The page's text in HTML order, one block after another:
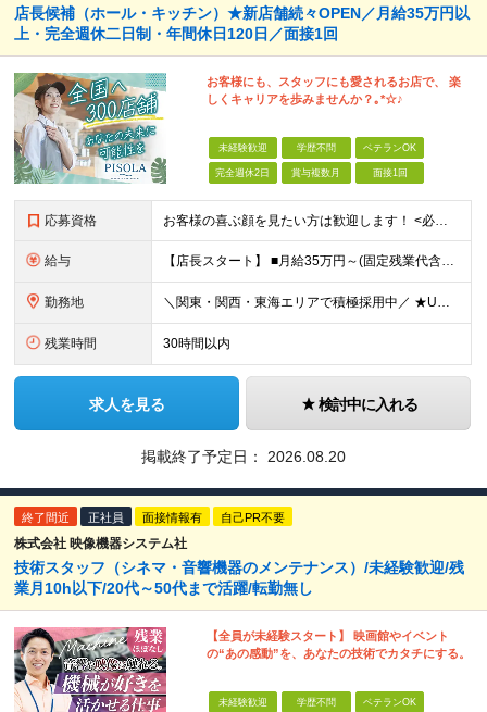
店長候補（ホール・キッチン）★新店舗続々OPEN／月給35万円以
上・完全週休二日制・年間休日120日／面接1回
お客様にも、スタッフにも愛されるお店で、 楽
しくキャリアを歩みませんか？｡*☆♪
未経験歓迎 学歴不問 ベテランOK
完全週休2日 賞与複数月 面接1回
応募資格 お客様の喜ぶ顔を見たい方は歓迎します！ <必須条件> ☆学歴不問 ☆飲食業での店長やマネージメント経験をお持ちの方（業種・年数不問） <歓迎条件> ☆何らかの業種での店長・マネージャーの経験 ☆て
給与 【店長スタート】 ■月給35万円～(固定残業代含む) ※給与額は経験と能力を考慮の上、決定いたします。 ※固定残業代は、時間外労働の有無に関わらず19時間分を、月42,200円支給 ※上記を超える時
勤務地 ＼関東・関西・東海エリアで積極採用中／ ★U・Iターン歓迎！ ★住居手当有り（規定あり） ★WEB面接1回のみ！ ★現在のお住まいから引っ越しが必要な場合には、 住居取得にかかる初期費用・引っ越し
残業時間 30時間以内
求人を見る 検討中に入れる
掲載終了予定日： 2026.08.20
終了間近 正社員 面接情報有 自己PR不要
株式会社 映像機器システム社
技術スタッフ（シネマ・音響機器のメンテナンス）/未経験歓迎/残
業月10h以下/20代～50代まで活躍/転勤無し
【全員が未経験スタート】 映画館やイベント
の“あの感動”を、あなたの技術でカタチにする。
未経験歓迎 学歴不問 ベテランOK